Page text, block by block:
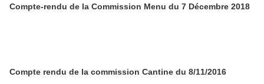
Compte-rendu de la Commission Menu du 7 Décembre 2018
Compte rendu de la commission Cantine du 8/11/2016